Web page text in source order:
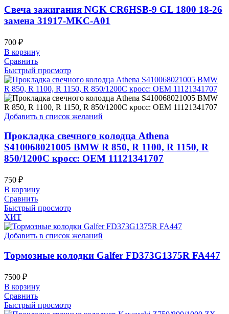
Свеча зажигания NGK CR6HSB-9 GL 1800 18-26
замена 31917-MKC-A01
700 ₽
В корзину
Сравнить
Быстрый просмотр
Добавить в список желаний
Прокладка свечного колодца Athena
S410068021005 BMW R 850, R 1100, R 1150, R
850/1200C кросс: OEM 11121341707
750 ₽
В корзину
Сравнить
Быстрый просмотр
ХИТ
Добавить в список желаний
Тормозные колодки Galfer FD373G1375R FA447
7500 ₽
В корзину
Сравнить
Быстрый просмотр